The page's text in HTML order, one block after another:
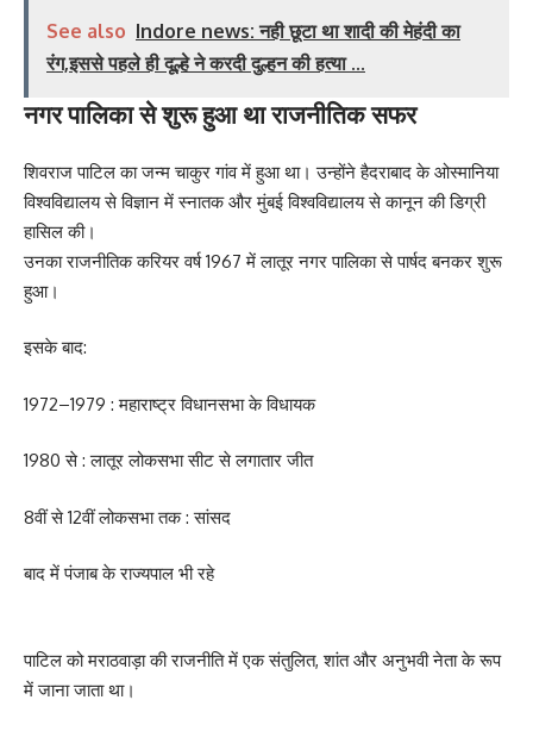
See also Indore news: नही छूटा था शादी की मेहंदी का
रंग,इससे पहले ही दूल्हे ने करदी दुल्हन की हत्या ...
नगर पालिका से शुरू हुआ था राजनीतिक सफर
शिवराज पाटिल का जन्म चाकुर गांव में हुआ था। उन्होंने हैदराबाद के ओस्मानिया
विश्वविद्यालय से विज्ञान में स्नातक और मुंबई विश्वविद्यालय से कानून की डिग्री
हासिल की।
उनका राजनीतिक करियर वर्ष 1967 में लातूर नगर पालिका से पार्षद बनकर शुरू
हुआ।
इसके बाद:
1972–1979 : महाराष्ट्र विधानसभा के विधायक
1980 से : लातूर लोकसभा सीट से लगातार जीत
8वीं से 12वीं लोकसभा तक : सांसद
बाद में पंजाब के राज्यपाल भी रहे
पाटिल को मराठवाड़ा की राजनीति में एक संतुलित, शांत और अनुभवी नेता के रूप
में जाना जाता था।